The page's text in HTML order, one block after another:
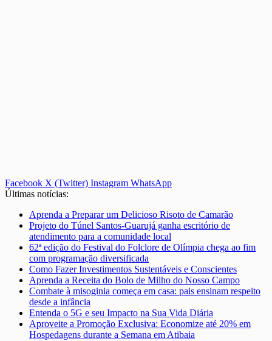
Facebook X (Twitter) Instagram WhatsApp
Últimas notícias:
Aprenda a Preparar um Delicioso Risoto de Camarão
Projeto do Túnel Santos-Guarujá ganha escritório de
atendimento para a comunidade local
62ª edição do Festival do Folclore de Olímpia chega ao fim
com programação diversificada
Como Fazer Investimentos Sustentáveis e Conscientes
Aprenda a Receita do Bolo de Milho do Nosso Campo
Combate à misoginia começa em casa: pais ensinam respeito
desde a infância
Entenda o 5G e seu Impacto na Sua Vida Diária
Aproveite a Promoção Exclusiva: Economize até 20% em
Hospedagens durante a Semana em Atibaia